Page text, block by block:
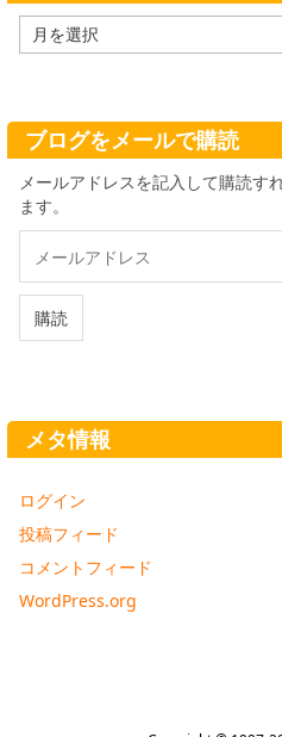
ー
ブ
ブログをメールで購読
メールアドレスを記入して購読す
ます。
ル
ド
購読
メタ情報
ログイン
投稿フィード
コメントフィード
WordPress.org